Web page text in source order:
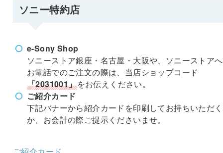
ソニー特約店
e-Sony Shop
ソニーストア銀座・名古屋・大阪や、ソニーストア
お電話でのご注文の際は、当店ショップコード
「2031001」をお伝えください。
ご紹介カード
下記バナーから紹介カードを印刷してお持ちいただく
か、お会計の際ご提示くださいませ。